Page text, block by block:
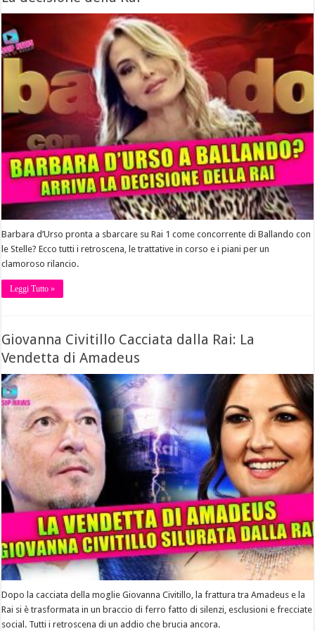
Barbara d’Urso pronta a sbarcare su Rai 1 come concorrente di Ballando con
le Stelle? Ecco tutti i retroscena, le trattative in corso e i piani per un
clamoroso rilancio.
Leggi Tutto »
Giovanna Civitillo Cacciata dalla Rai: La
Vendetta di Amadeus
Dopo la cacciata della moglie Giovanna Civitillo, la frattura tra Amadeus e la
Rai si è trasformata in un braccio di ferro fatto di silenzi, esclusioni e frecciate
social. Tutti i retroscena di un addio che brucia ancora.